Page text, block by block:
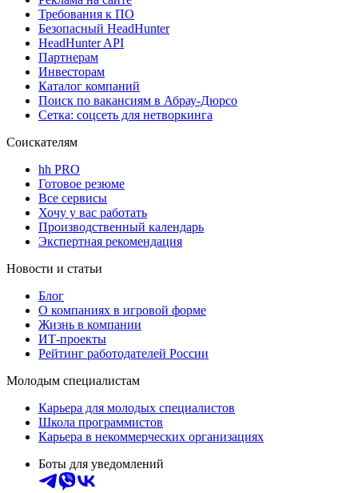
Требования к ПО
Безопасный HeadHunter
HeadHunter API
Партнерам
Инвесторам
Каталог компаний
Поиск по вакансиям в Абрау-Дюрсо
Сетка: соцсеть для нетворкинга
Соискателям
hh PRO
Готовое резюме
Все сервисы
Хочу у вас работать
Производственный календарь
Экспертная рекомендация
Новости и статьи
Блог
О компаниях в игровой форме
Жизнь в компании
ИТ-проекты
Рейтинг работодателей России
Молодым специалистам
Карьера для молодых специалистов
Школа программистов
Карьера в некоммерческих организациях
Боты для уведомлений